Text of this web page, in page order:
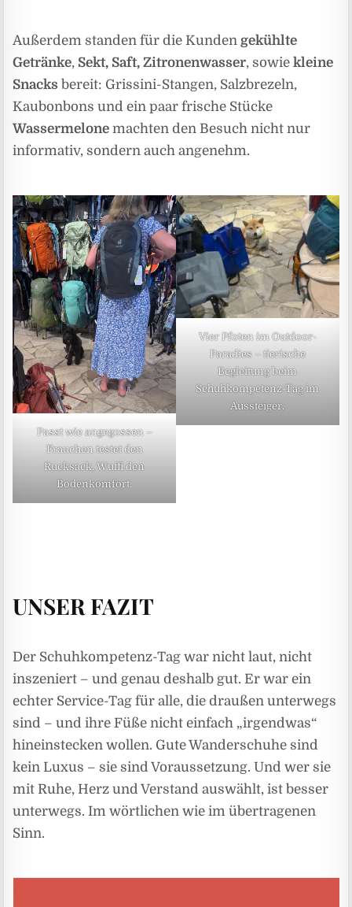
Außerdem standen für die Kunden gekühlte
Getränke, Sekt, Saft, Zitronenwasser, sowiekleine
Snacks bereit: Grissini-Stangen, Salzbrezeln,
Kaubonbons und ein paar frische Stücke
Wassermelone machten den Besuch nicht nur
informativ, sondern auch angenehm.
Passt wie angegossen –
Frauchen testet den
Rucksack, Wuffi den
Bodenkomfort.
Vier Pfoten im Outdoor-
Paradies – tierische
Begleitung beim
Schuhkompetenz-Tag im
Aussteiger.
UNSER FAZIT
Der Schuhkompetenz-Tag war nicht laut, nicht
inszeniert – und genau deshalb gut. Er war ein
echter Service-Tag für alle, die draußen unterwegs
sind – und ihre Füße nicht einfach „irgendwas“
hineinstecken wollen. Gute Wanderschuhe sind
kein Luxus – sie sind Voraussetzung. Und wer sie
mit Ruhe, Herz und Verstand auswählt, ist besser
unterwegs. Im wörtlichen wie im übertragenen
Sinn.